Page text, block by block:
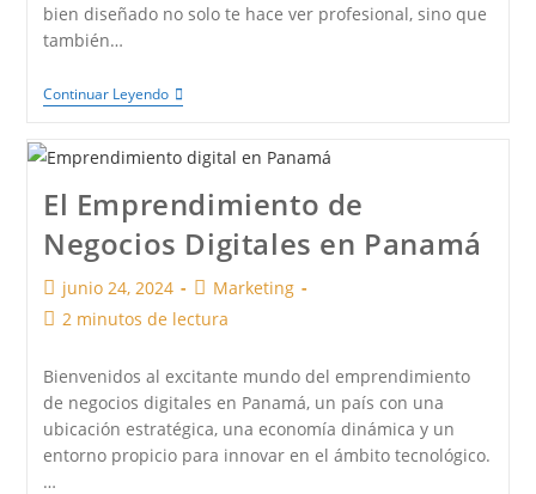
bien diseñado no solo te hace ver profesional, sino que
también…
Continuar Leyendo
El Emprendimiento de
Negocios Digitales en Panamá
junio 24, 2024
Marketing
2 minutos de lectura
Bienvenidos al excitante mundo del emprendimiento
de negocios digitales en Panamá, un país con una
ubicación estratégica, una economía dinámica y un
entorno propicio para innovar en el ámbito tecnológico.
…